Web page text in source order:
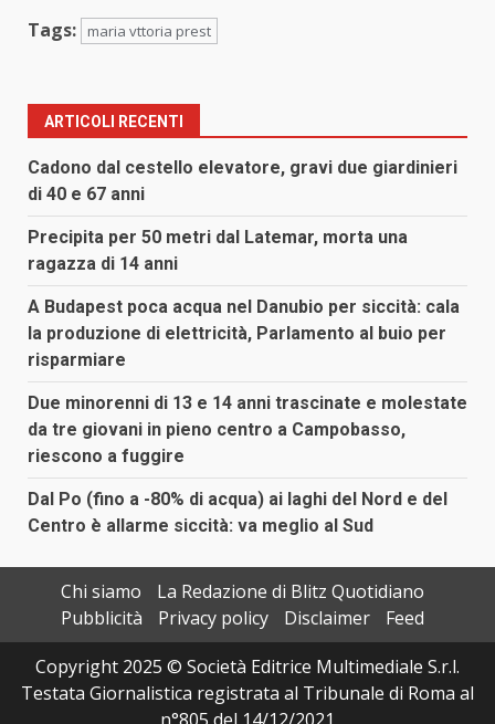
Tags: maria vttoria prest
ARTICOLI RECENTI
Cadono dal cestello elevatore, gravi due giardinieri
di 40 e 67 anni
Precipita per 50 metri dal Latemar, morta una
ragazza di 14 anni
A Budapest poca acqua nel Danubio per siccità: cala
la produzione di elettricità, Parlamento al buio per
risparmiare
Due minorenni di 13 e 14 anni trascinate e molestate
da tre giovani in pieno centro a Campobasso,
riescono a fuggire
Dal Po (fino a -80% di acqua) ai laghi del Nord e del
Centro è allarme siccità: va meglio al Sud
Chi siamo
La Redazione di Blitz Quotidiano
Pubblicità
Privacy policy Disclaimer
Feed
Copyright 2025 © Società Editrice Multimediale S.r.l.
Testata Giornalistica registrata al Tribunale di Roma al
n°805 del 14/12/2021